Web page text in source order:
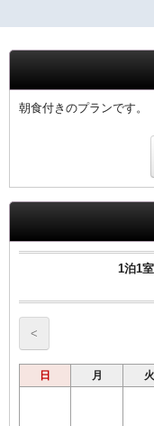
朝食付きのプランです。
朝食ビュッフェ（和洋
営業時間 6：30～10：
プランにはお子様の朝
チェックインの際、フロ
ご利用頂けます。
【客室のご案内】
◆Wi-Fi接続・有線LAN接
◆加湿機能付空気清浄機
1泊1
<
日 月 火